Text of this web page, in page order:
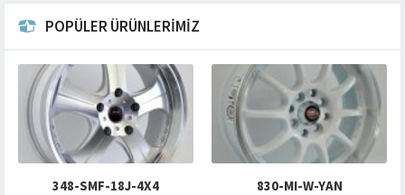
POPÜLER ÜRÜNLERİMİZ
348-SMF-18J-4X4 830-MI-W-YAN